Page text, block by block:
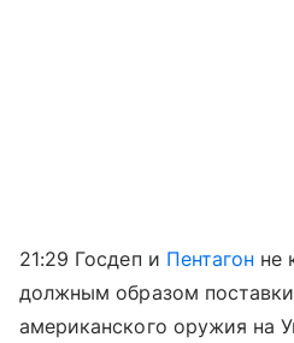
21:29 Госдеп и Пентагон не
должным образом
американского оружия на